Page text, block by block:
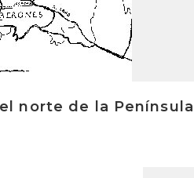
norte de la